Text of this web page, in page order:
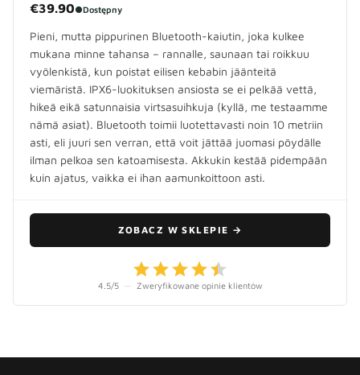
€39.90●Dostępny
Pieni, mutta pippurinen Bluetooth-kaiutin, joka kulkee
mukana minne tahansa – rannalle, saunaan tai roikkuu
vyölenkistä, kun poistat eilisen kebabin jäänteitä
viemäristä. IPX6-luokituksen ansiosta se ei pelkää vettä,
hikeä eikä satunnaisia virtsasuihkuja (kyllä, me testaamme
nämä asiat). Bluetooth toimii luotettavasti noin 10 metriin
asti, eli juuri sen verran, että voit jättää juomasi pöydälle
ilman pelkoa sen katoamisesta. Akkukin kestää pidempään
kuin ajatus, vaikka ei ihan aamunkoittoon asti.
ZOBACZ W SKLEPIE →
4.5/5 — Zweryfikowane opinie klientów